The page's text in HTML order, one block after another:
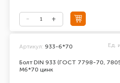
Болт DIN 933 (ГОСТ 7798-70,
М6*70 цинк
Артикул: 933-6*70 Ед.